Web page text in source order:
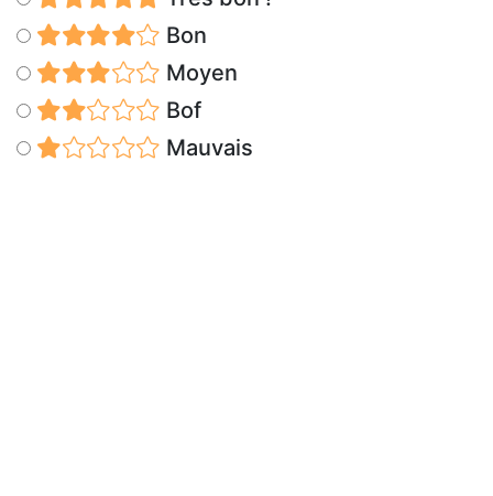
Bon
Moyen
Bof
Mauvais